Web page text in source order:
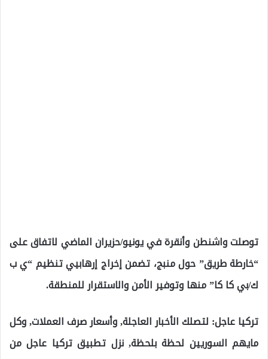
توصلت واشنطن وأنقرة في يونيو/حزيران الماضي لاتفاق على
“خارطة طريق” حول منبج، تضمن إخراج إرهابيي تنظيم “ي ب
ك/بي كا كا” منها وتوفير الأمن والاستقرار للمنطقة.
تركيا عاجل: لتصلك الأخبار العاجلة, وأسعار صرف العملات, وكل
مايهم السوريين لحظة بلحظة, نزل تطبيق تركيا عاجل من